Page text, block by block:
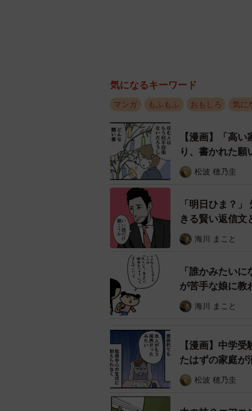
ガーラさんは「そんな、いい
つめてくるガーラさんが気にな
本さんが肘掛けに腰掛けて本を
まぁ
この漫画に、リプ欄には椅子
気になるキーワード
マンガ もふもふ おもしろ 気に
【漫画】「高
り、書かれた
松波 穂乃圭
「明日ひま？
きる賢い返信文
海川 まこと
「誰かみたい
が苦手な娘に教
海川 まこと
【漫画】中学
たはずの家庭
松波 穂乃圭